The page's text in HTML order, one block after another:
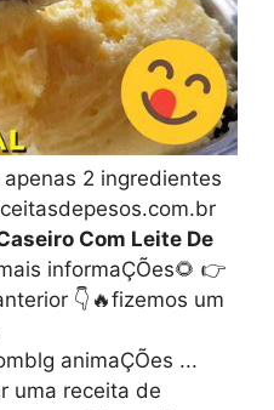
2 ingredientes
Com Leite De
informaÇÕes🌻 👉
👇🔥fizemos um
animaÇÕes ...
uma receita de